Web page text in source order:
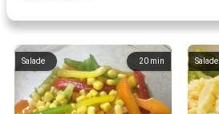
20 min
Salade Salade